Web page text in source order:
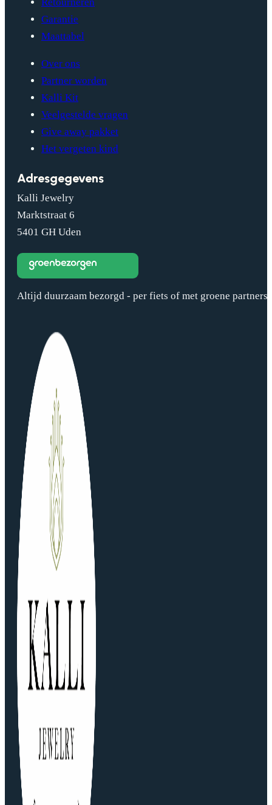
Retourneren
Garantie
Maattabel
Over ons
Partner worden
Kalli Kit
Veelgestelde vragen
Give away pakket
Het vergeten kind
Adresgegevens
Kalli Jewelry
Marktstraat 6
5401 GH Uden
Altijd duurzaam bezorgd - per fiets of met groene partners